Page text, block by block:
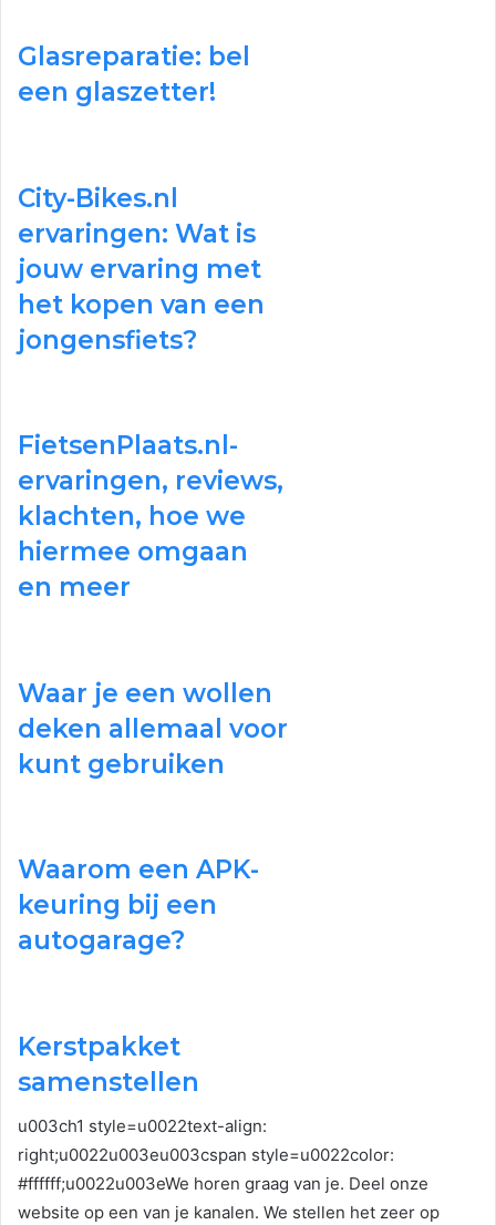
Glasreparatie: bel
een glaszetter!
City-Bikes.nl
ervaringen: Wat is
jouw ervaring met
het kopen van een
jongensfiets?
FietsenPlaats.nl-
ervaringen, reviews,
klachten, hoe we
hiermee omgaan
en meer
Waar je een wollen
deken allemaal voor
kunt gebruiken
Waarom een APK-
keuring bij een
autogarage?
Kerstpakket
samenstellen
u003ch1 style=u0022text-align:
right;u0022u003eu003cspan style=u0022color:
#ffffff;u0022u003eWe horen graag van je. Deel onze
website op een van je kanalen. We stellen het zeer op